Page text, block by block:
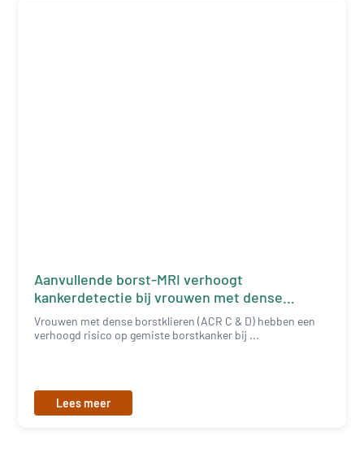
Aanvullende borst-MRI verhoogt
kankerdetectie bij vrouwen met dense
borsten
Vrouwen met dense borstklieren (ACR C & D) hebben een
verhoogd risico op gemiste borstkanker bij ...
Lees meer